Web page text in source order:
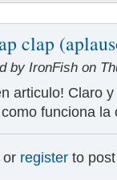
clap
by IronFish on
articulo! Claro
funciona la
or register to